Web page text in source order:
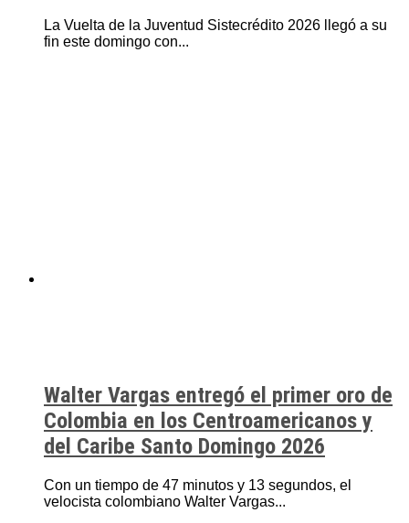
La Vuelta de la Juventud Sistecrédito 2026 llegó a su
fin este domingo con...
Walter Vargas entregó el primer oro de
Colombia en los Centroamericanos y
del Caribe Santo Domingo 2026
Con un tiempo de 47 minutos y 13 segundos, el
velocista colombiano Walter Vargas...